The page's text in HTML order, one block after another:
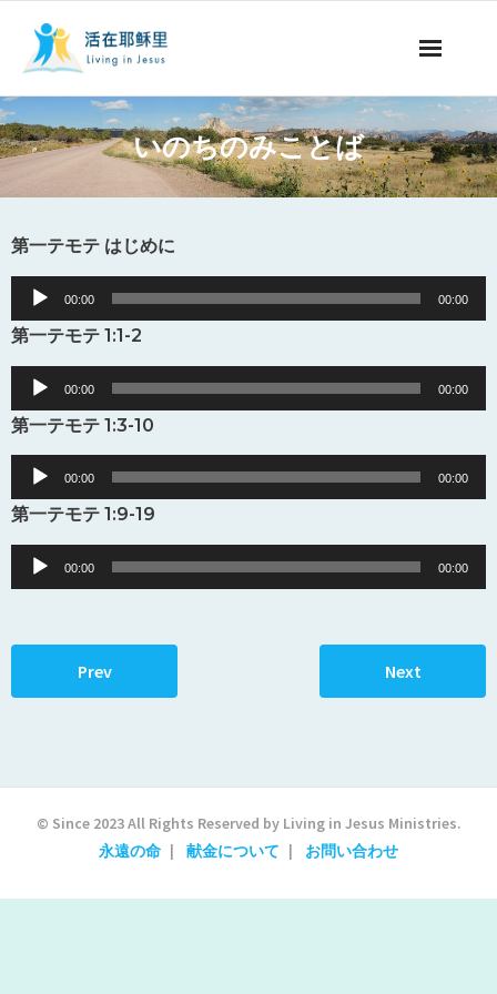
ミッションの紹介
聖書についての番組
献金について
他国の言語
いのちのみことば
第一テモテ はじめに
Audio
Player
00:00 00:00
第一テモテ 1:1-2
Audio
Player
00:00 00:00
第一テモテ 1:3-10
Audio
Player
00:00 00:00
第一テモテ 1:9-19
Audio
Player
00:00 00:00
Prev Next
© Since 2023 All Rights Reserved by Living in Jesus Ministries.
永遠の命
献金について お問い合わせ